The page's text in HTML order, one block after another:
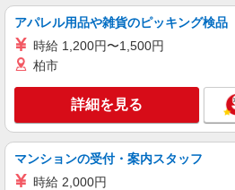
【softbank】の携
時給1400円〜 ※
（規定あり） ゜+゜・。○。・゜+゜・。○。・゜
+゜ 入社祝い金10万円支給(
頂くと, インセンティブ支
い・週払い可能（規
+゜・。○。・゜+゜
熊本県嘉島町の
キープ
ケーズデンキ嘉島店
アパレル用品や雑貨のピッキング検品
時給 1,200円〜1,500円
柏市
詳細を見る
マンションの受付・案内スタッフ
時給 2,000円